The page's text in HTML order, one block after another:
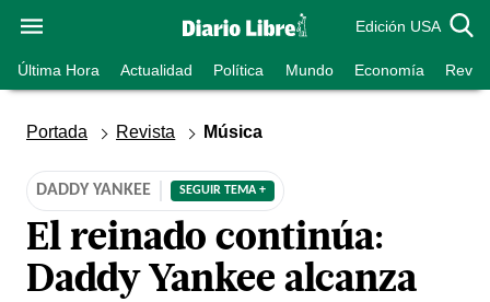
Edición USA
Última Hora Actualidad Política Mundo Economía
Portada Revista Música
DADDY YANKEE SEGUIR TEMA +
El reinado continúa:
Daddy Yankee alcanza